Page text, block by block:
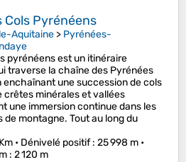
Cols Pyrénéens
Aquitaine > Pyrénées-
pyrénéens est un itinéraire
traverse la chaîne des Pyrénées
enchaînant une succession de cols
crêtes minérales et vallées
une immersion continue dans les
de montagne. Tout au long du
• Dénivelé positif: 25 998 m •
: 2 120 m